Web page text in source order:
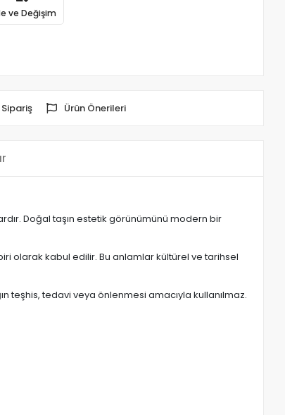
ve Değişim
Ürün Önerileri
Doğal taşın estetik görünümünü modern bir
olarak kabul edilir. Bu anlamlar kültürel ve tarihsel
teşhis, tedavi veya önlenmesi amacıyla kullanılmaz.